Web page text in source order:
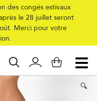
des congés estivaux
le 28 juillet seront
Merci pour votre
🔍